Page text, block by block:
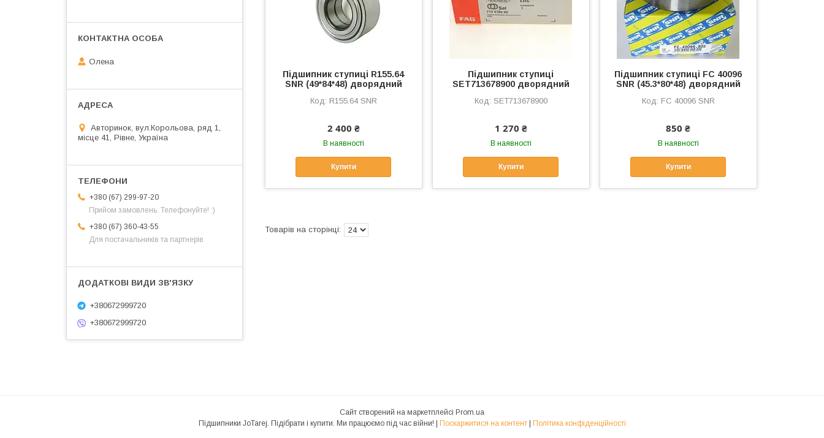
Підшипник ступиці R155.64
SNR (49*84*48) дворядний
R155.64 SNR
2 400 ₴
В наявності
Купити
Підшипник ступиці
SET713678900 дворядний
SET713678900
1 270 ₴
В наявності
Купити
Підшипник ступиці FC 40096
SNR (45.3*80*48) дворядний
FC 40096 SNR
850 ₴
В наявності
Купити
Олена
Авторинок, вул.Корольова, ряд 1,
місце 41, Рівне, Україна
+380 (67) 299-97-20
Прийом замовлень. Телефонуйте! :)
+380 (67) 360-43-55
Для постачальників та партнерів
+380672999720
+380672999720
Сайт створений на маркетплейсі Prom.ua
Підшипники JoTarej. Підібрати і купити. Ми працюємо під час війни! | Поскаржитися на контент | Політика конфіденційності